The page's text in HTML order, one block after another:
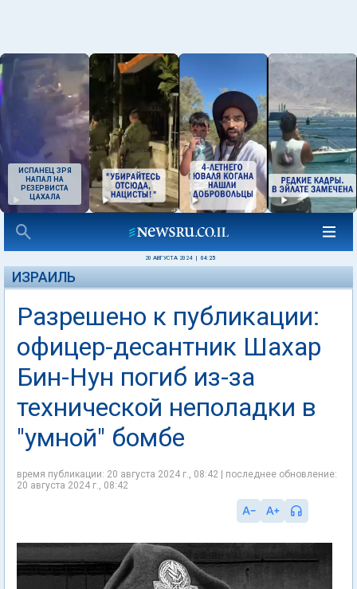
ИСПАНЕЦ ЗРЯ
НАПАЛ НА
РЕЗЕРВИСТА
ЦАХАЛА
20 АВГУСТА 2024 04:25
ИЗРАИЛЬ
Разрешено к публикации:
офицер-десантник Шахар
Бин-Нун погиб из-за
технической неполадки в
"умной" бомбе
время публикации: 20 августа 2024 г., 08:42 | последнее обновление:
20 августа 2024 г., 08:42